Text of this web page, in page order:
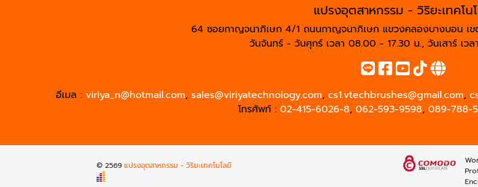
แปรงอุตสาหกรรม - วิริยะเทคโน
64 ซอยกาญจนาภิเษก 4/1 ถนนกาญจนาภิเษก แขวงคลองบางบอน เข
วันจันทร์ - วันศุกร์ เวลา 08.00 - 17.30 น., วันเสาร์ เว
อีเมล : viriya_n@hotmail.com, sales@viriyatechnology.com, cs1.vtechbrushes@gmail.com,
โทรศัพท์ : 02-415-6026-8, 062-593-9598, 089-788-
© 2569แปรงอุตสาหกรรม - วิริยะเทคโนโลยี